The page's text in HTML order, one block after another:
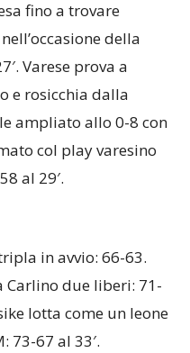
fino a trovare
della
Varese prova a
e rosicchia dalla
ampliato allo 0-8 con
col play varesino
al 29′.
in avvio: 66-63.
due liberi: 71-
lotta come un leone
73-67 al 33′.